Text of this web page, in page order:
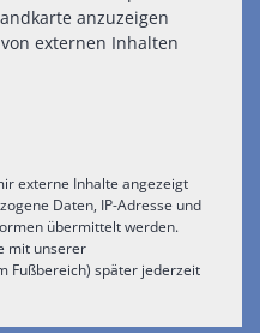
anzuzeigen
externen Inhalten
externe Inhalte angezeigt
Daten, IP-Adresse und
übermittelt werden.
mit unserer
Fußbereich) später jederzeit